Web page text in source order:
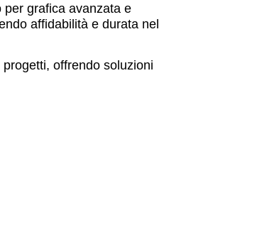
grafica avanzata e
affidabilità e durata nel
offrendo soluzioni